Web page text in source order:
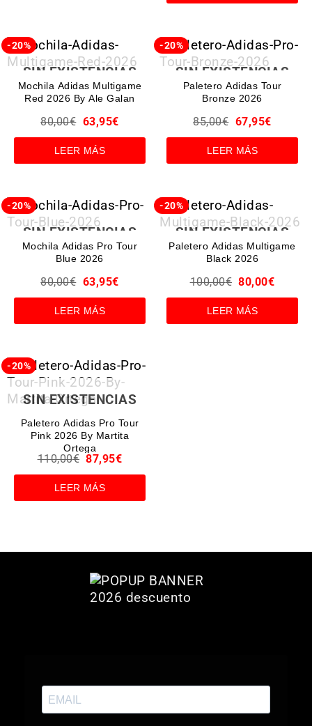
-20%
SIN EXISTENCIAS
Mochila Adidas Multigame
Red 2026 By Ale Galan
80,00€ 63,95€
LEER MÁS
-20%
SIN EXISTENCIAS
Paletero Adidas Tour
Bronze 2026
85,00€ 67,95€
LEER MÁS
-20%
SIN EXISTENCIAS
Mochila Adidas Pro Tour
Blue 2026
80,00€ 63,95€
LEER MÁS
-20%
SIN EXISTENCIAS
Paletero Adidas Multigame
Black 2026
100,00€ 80,00€
LEER MÁS
-20%
SIN EXISTENCIAS
Paletero Adidas Pro Tour
Pink 2026 By Martita
Ortega
110,00€ 87,95€
LEER MÁS